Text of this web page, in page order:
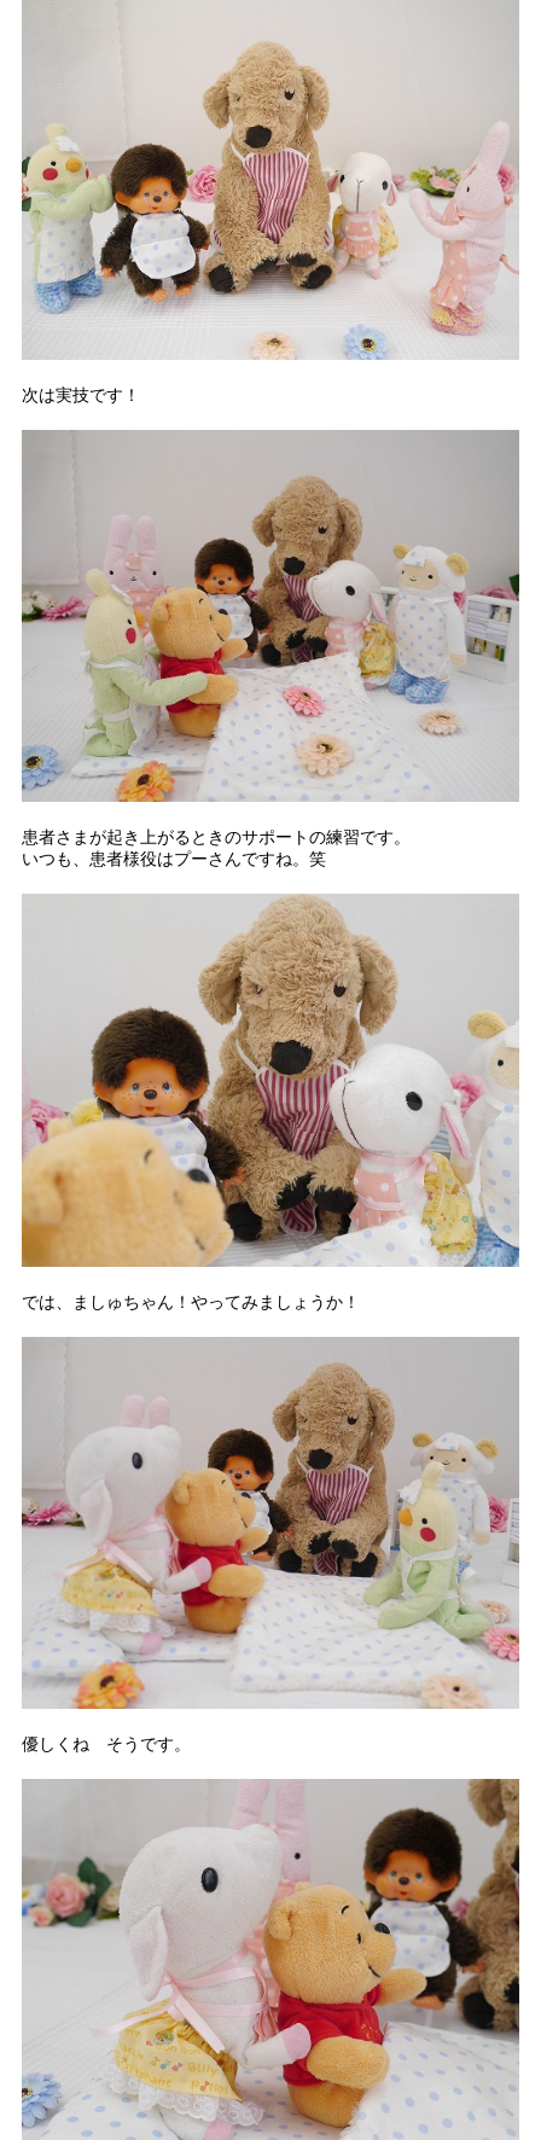
次は実技です！
患者さまが起き上がるときのサポートの練習です。
いつも、患者様役はプーさんですね。笑
では、ましゅちゃん！やってみましょうか！
優しくね そうです。